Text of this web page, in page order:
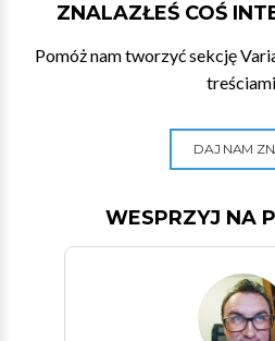
ZNALAZŁEŚ COŚ
Pomóż nam tworzyć sekcję
DAJ NAM
WESPRZYJ NA